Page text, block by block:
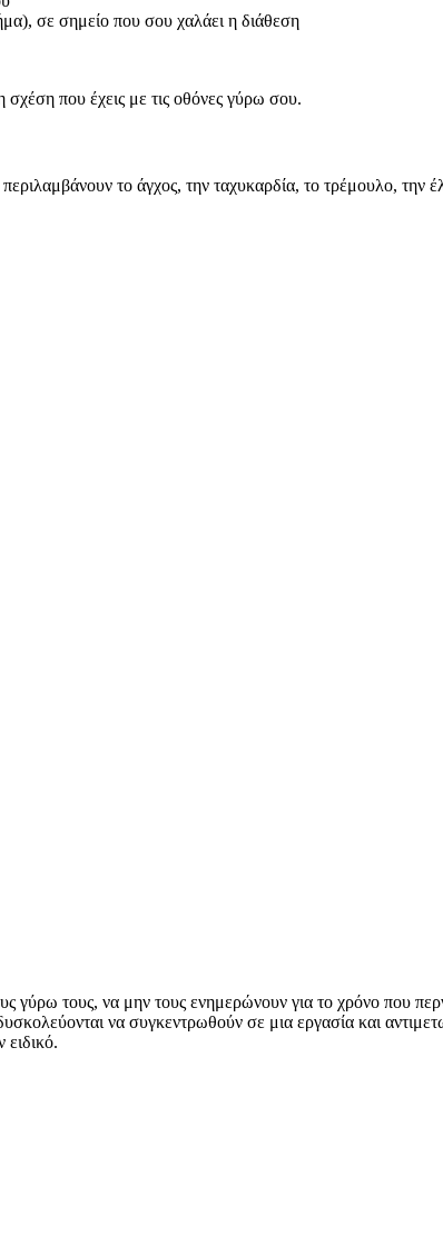
σε σημείο που σου χαλάει η διάθεση
που έχεις με τις οθόνες γύρω σου.
το άγχος, την ταχυκαρδία, το τρέμουλο, την
γύρω τους, να μην τους ενημερώνουν για το χρόνο που
να συγκεντρωθούν σε μια εργασία και